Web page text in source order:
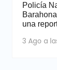
Policía
una
3 Ago a